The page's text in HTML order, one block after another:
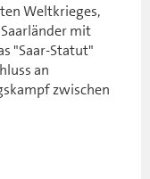
Weltkrieges,
mit
"Saar-Statut"
an
zwischen